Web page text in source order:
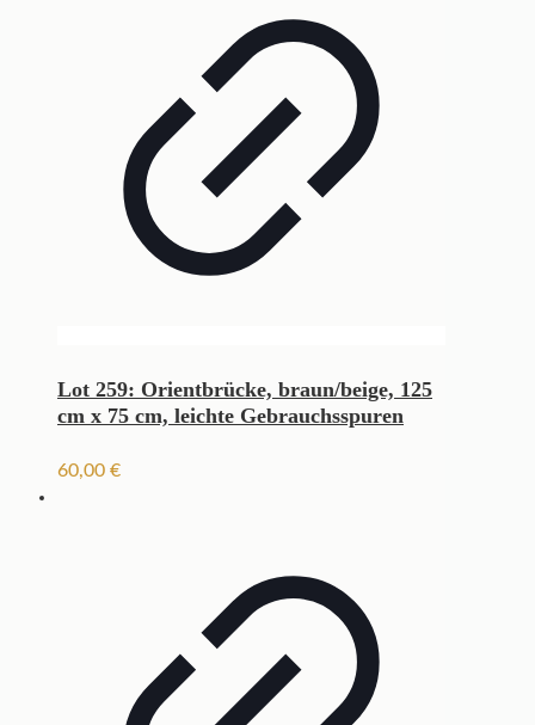
Lot 259: Orientbrücke, braun/beige, 125
cm x 75 cm, leichte Gebrauchsspuren
60,00 €